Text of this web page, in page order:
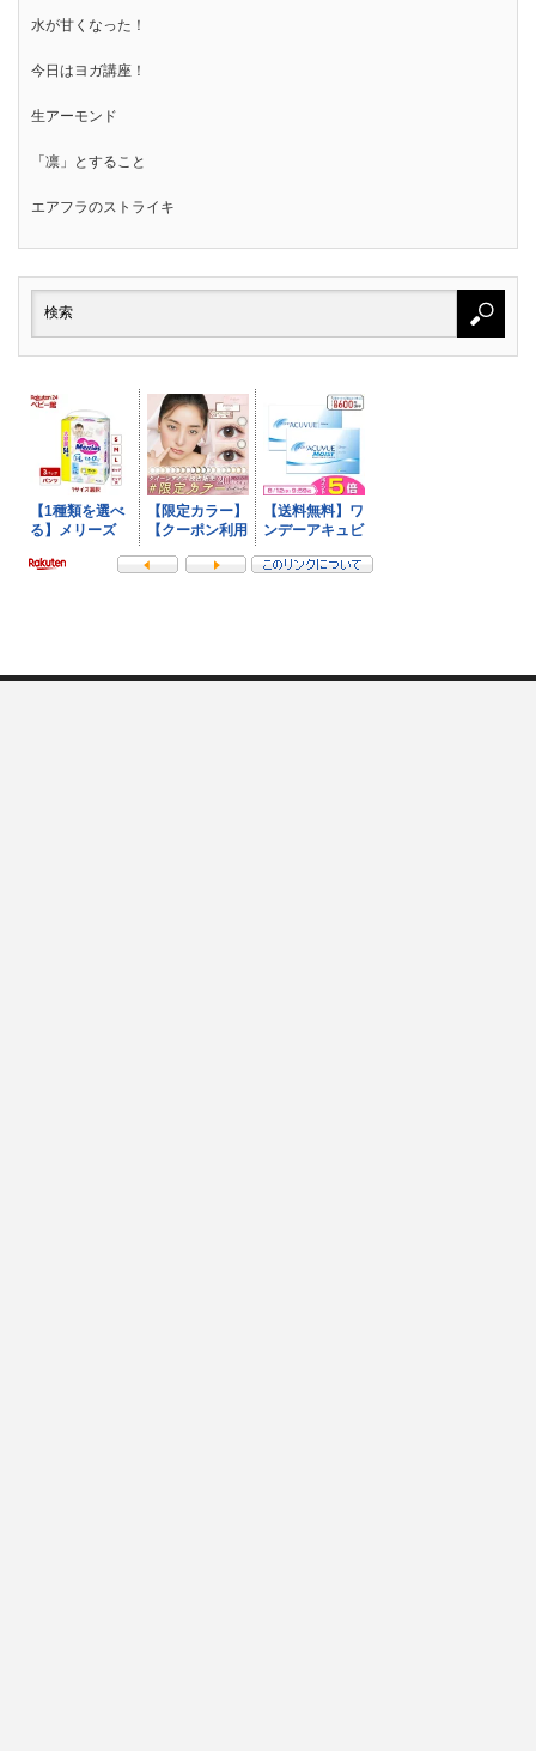
水が甘くなった！
今日はヨガ講座！
生アーモンド
「凛」とすること
エアフラのストライキ